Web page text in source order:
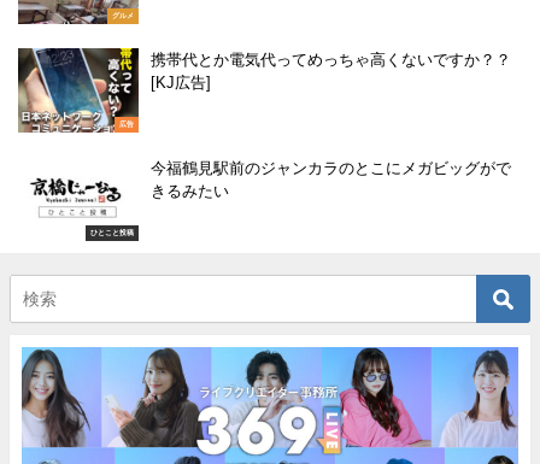
グルメ
広告
携帯代とか電気代ってめっちゃ高くないですか？？
[KJ広告]
ひとこと投稿
今福鶴見駅前のジャンカラのとこにメガビッグがで
きるみたい